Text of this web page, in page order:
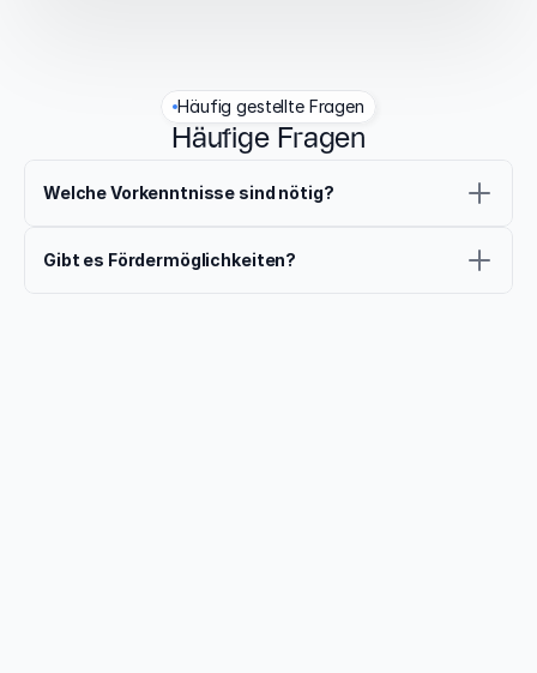
Häufig gestellte Fragen
Häufige Fragen
Welche Vorkenntnisse sind nötig?
Gibt es Fördermöglichkeiten?